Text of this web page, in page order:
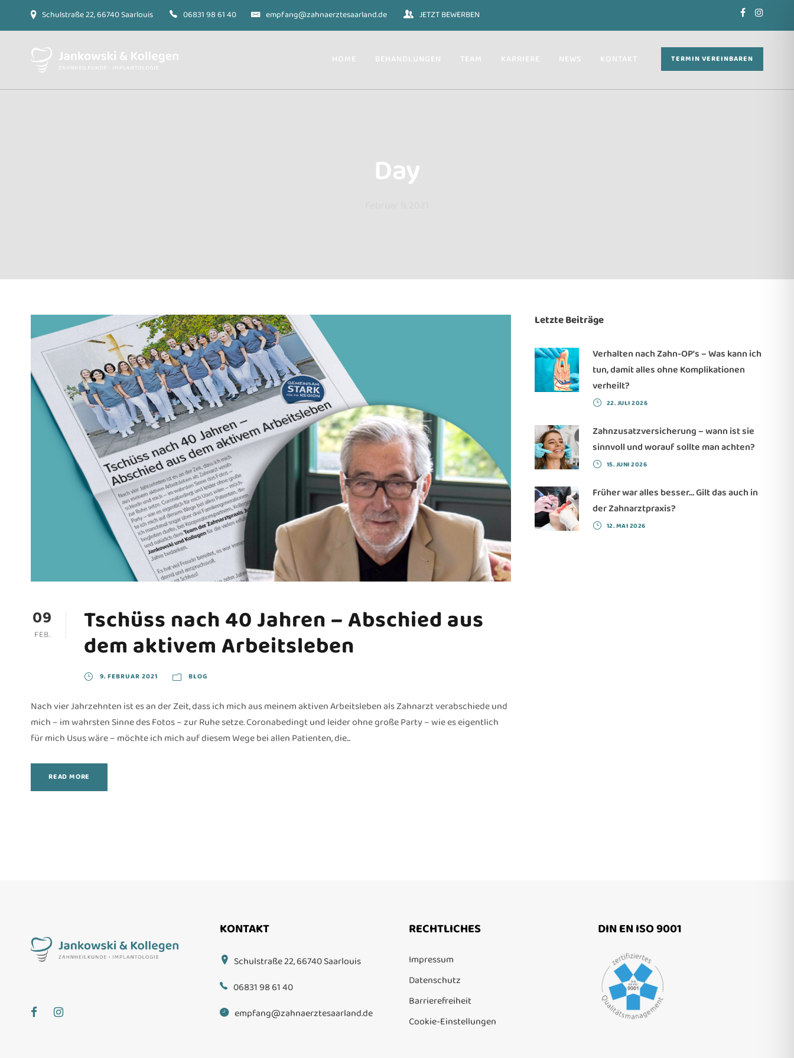
Schulstraße 22, 66740 Saarlouis 06831 98 61 40 empfang@zahnaerztesaarland.de JETZT BEWERBEN
HOME BEHANDLUNGEN TEAM KARRIERE NEWS KONTAKT TERMIN VEREINBAREN
Day
09
FEB. Tschüss nach 40 Jahren – Abschied aus
dem aktivem Arbeits­leben
9. FEBRUAR 2021 BLOG
Nach vier Jahrzehnten ist es an der Zeit, dass ich mich aus meinem aktiven Arbeitsleben als Zahnarzt verabschiede und
mich – im wahrsten Sinne des Fotos – zur Ruhe setze. Coronabedingt und leider ohne große Party – wie es eigentlich
für mich Usus wäre – möchte ich mich auf diesem Wege bei allen Patienten, die...
READ MORE
Letzte Beiträge
Verhalten nach Zahn-OP’s – Was kann ich
tun, damit alles ohne Komplikationen
verheilt?
22. JULI 2026
Zahnzusatzversicherung – wann ist sie
sinnvoll und worauf sollte man achten?
15. JUNI 2026
Früher war alles besser… Gilt das auch in
der Zahnarztpraxis?
12. MAI 2026
KONTAKT
Schulstraße 22, 66740 Saarlouis
06831 98 61 40
empfang@zahnaerztesaarland.de
RECHTLICHES
Impressum
Datenschutz
Barrierefreiheit
Cookie-Einstellungen
DIN EN ISO 9001